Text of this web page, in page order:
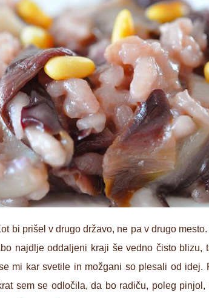
bi prišel v drugo državo, ne pa v drugo
najdlje oddaljeni kraji še vedno čisto blizu,
mi kar svetile in možgani so plesali od idej.
sem se odločila, da bo radiču, poleg